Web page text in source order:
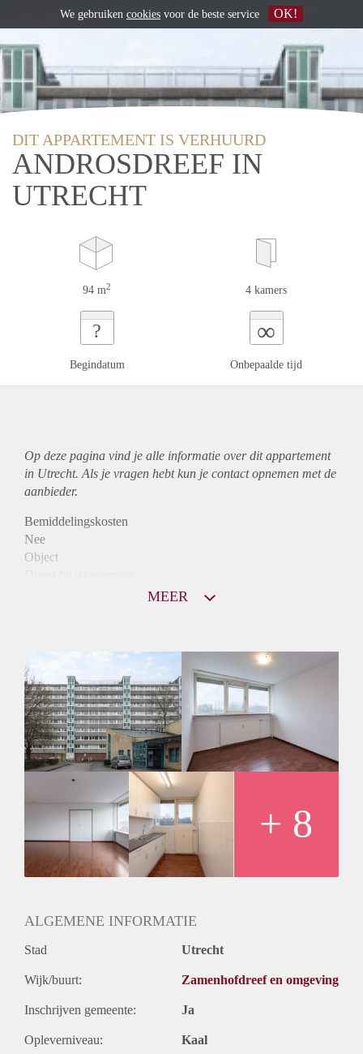
DIT APPARTEMENT IS VERHUURD
ANDROSDREEF IN
UTRECHT
94 m2 4 kamers
?
Begindatum
∞
Onbepaalde tijd
Op deze pagina vind je alle informatie over ditappartement
in Utrecht. Als je vragen hebt kun je contact opnemen met de
aanbieder.
Bemiddelingskosten
Nee
Object
Huurtoeslag
Mogelijk
Inkomen eis
2,5 X Maandhuur Bruto
Huurtermijn
Onbepaalde termijn
Oplevering
MEER
+ 8
ALGEMENE INFORMATIE
Stad Utrecht
Wijk/buurt: Zamenhofdreef en omgeving
Inschrijven gemeente: Ja
Opleverniveau: Kaal
We gebruiken cookies voor de beste service OK!